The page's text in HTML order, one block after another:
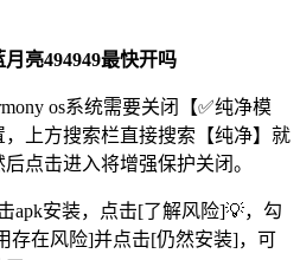
亮494949最快开吗
os系统需要关闭【✅纯净模
上方搜索栏直接搜索【纯净】就
点击进入将增强保护关闭。
apk安装，点击[了解风险]💡，勾
存在风险]并点击[仍然安装]，可